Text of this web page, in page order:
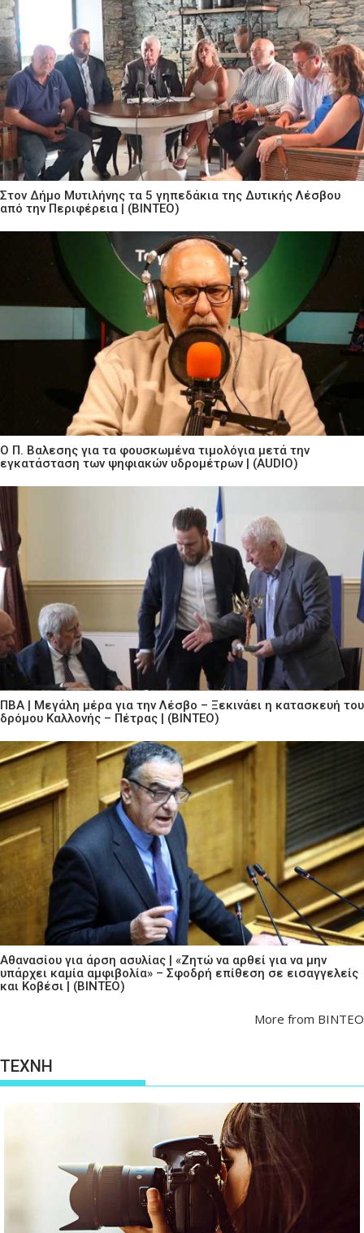
Στον Δήμο Μυτιλήνης τα 5 γηπεδάκια της Δυτικής Λέσβου
από την Περιφέρεια | (ΒΙΝΤΕΟ)
Ο Π. Βαλεσης για τα φουσκωμένα τιμολόγια μετά την
εγκατάσταση των ψηφιακών υδρομέτρων | (AUDIO)
ΠΒΑ | Μεγάλη μέρα για την Λέσβο – Ξεκινάει η κατασκευή του
δρόμου Καλλονής – Πέτρας | (ΒΙΝΤΕΟ)
Αθανασίου για άρση ασυλίας | «Ζητώ να αρθεί για να μην
υπάρχει καμία αμφιβολία» – Σφοδρή επίθεση σε εισαγγελείς
και Κοβέσι | (ΒΙΝΤΕΟ)
More from ΒΙΝΤΕΟ
ΤΕΧΝΗ